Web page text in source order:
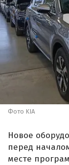
Фото KIA
Новое
перед
месте